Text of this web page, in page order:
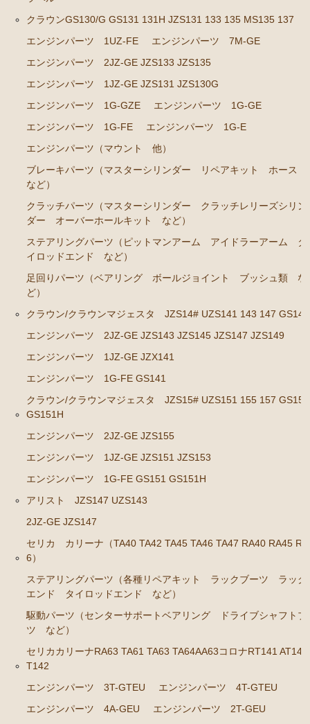
クラウン GS120 GS121 MS123 MS125
エンジンパーツ 1G-GZEU
エンジンパーツ 1G-GEU
エンジンパーツ 1G-EU
エンジンパーツ（マウント 他）
冷却パーツ（ポンプ サーモスタット ファン ファ
ブレーキパーツ（マスターシリンダー リペアキッ
クラッチパーツ（マスターシリンダー クラッチレリ
ーズシリンダー オーバーホールキット など）
ステアリングパーツ（ピットマンアーム アイドラー
シュ類 など）
燃料パーツ（ポンプ フィルター ダンパー センダ
シャフトブーツ デフなど）
ラベル
エンジンパーツ 1UZ-FE
エンジンパーツ 7M-GE
エンジンパーツ 2JZ-GE JZS133 JZS135
エンジンパーツ 1JZ-GE JZS131 JZS130G
エンジンパーツ 1G-GZE
クラウンGS130/G GS131 131H JZS131 133 135 MS135 137
エンジンパーツ 1UZ-FE
エンジンパーツ 7M-GE
エンジンパーツ 2JZ-GE JZS133 JZS135
エンジンパーツ 1JZ-GE JZS131 JZS130G
エンジンパーツ 1G-GZE
エンジンパーツ 1G-GE
エンジンパーツ 1G-FE
エンジンパーツ 1G-E
エンジンパーツ（マウント 他）
ブレーキパーツ（マスターシリンダー リペアキット ホース
など）
クラッチパーツ（マスターシリンダー クラッチレリーズシリン
ダー オーバーホールキット など）
ステアリングパーツ（ピットマンアーム アイドラーアーム タ
イロッドエンド など）
足回りパーツ（ベアリング ボールジョイント ブッシュ類 な
ど）
クラウン/クラウンマジェスタ JZS14# UZS141 143 147 GS141
エンジンパーツ 2JZ-GE JZS143 JZS145 JZS147 JZS149
エンジンパーツ 1JZ-GE JZX141
エンジンパーツ 1G-FE GS141
クラウン/クラウンマジェスタ JZS15# UZS151 155 157 GS151
GS151H
エンジンパーツ 2JZ-GE JZS155
エンジンパーツ 1JZ-GE JZS151 JZS153
エンジンパーツ 1G-FE GS151 GS151H
アリスト JZS147 UZS143
2JZ-GE JZS147
セリカ カリーナ（TA40 TA42 TA45 TA46 TA47 RA40 RA45
6）
ステアリングパーツ（各種リペアキット ラックブーツ ラック
エンド タイロッドエンド など）
駆動パーツ（センターサポートベアリング ドライブシャフトブ
ツ など）
セリカカリーナRA63 TA61 TA63 TA64AA63コロナRT141
T142
エンジンパーツ 3T-GTEU
エンジンパーツ 4T-GTEU
エンジンパーツ 4A-GEU
エンジンパーツ 2T-GEU